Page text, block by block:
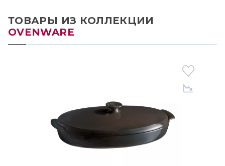
ТОВАРЫ ИЗ КОЛЛЕКЦИИ
OVENWARE